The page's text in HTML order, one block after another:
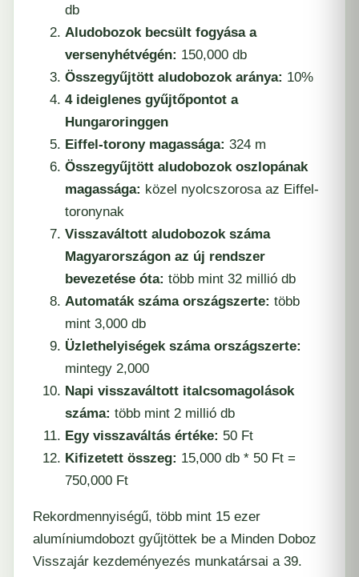
db
Aludobozok becsült fogyása a
versenyhétvégén: 150,000 db
Összegyűjtött aludobozok aránya: 10%
4 ideiglenes gyűjtőpontot a
Hungaroringgen
Eiffel-torony magassága: 324 m
Összegyűjtött aludobozok oszlopának
magassága: közel nyolcszorosa az Eiffel-
toronynak
Visszaváltott aludobozok száma
Magyarországon az új rendszer
bevezetése óta: több mint 32 millió db
Automaták száma országszerte: több
mint 3,000 db
Üzlethelyiségek száma országszerte:
mintegy 2,000
Napi visszaváltott italcsomagolások
száma: több mint 2 millió db
Egy visszaváltás értéke: 50 Ft
Kifizetett összeg: 15,000 db * 50 Ft =
750,000 Ft
Rekordmennyiségű, több mint 15 ezer
alumíniumdobozt gyűjtöttek be a Minden Doboz
Visszajár kezdeményezés munkatársai a 39.